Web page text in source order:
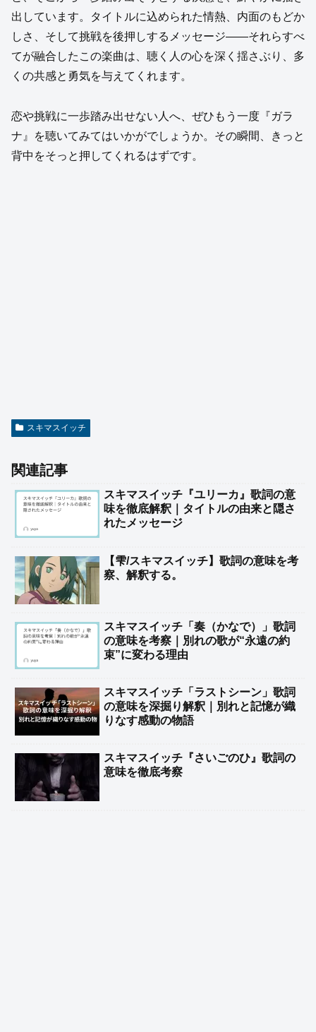
出しています。タイトルに込められた情熱、内面のもどか
しさ、そして挑戦を後押しするメッセージ――それらすべ
てが融合したこの楽曲は、聴く人の心を深く揺さぶり、多
くの共感と勇気を与えてくれます。
恋や挑戦に一歩踏み出せない人へ、ぜひもう一度『ガラ
ナ』を聴いてみてはいかがでしょうか。その瞬間、きっと
背中をそっと押してくれるはずです。
スキマスイッチ
関連記事
スキマスイッチ『ユリーカ』歌詞の意
味を徹底解釈｜タイトルの由来と隠さ
れたメッセージ
【雫/スキマスイッチ】歌詞の意味を考
察、解釈する。
スキマスイッチ「奏（かなで）」歌詞
の意味を考察｜別れの歌が“永遠の約
束”に変わる理由
スキマスイッチ「ラストシーン」歌詞
の意味を深掘り解釈｜別れと記憶が織
りなす感動の物語
スキマスイッチ『さいごのひ』歌詞の
意味を徹底考察